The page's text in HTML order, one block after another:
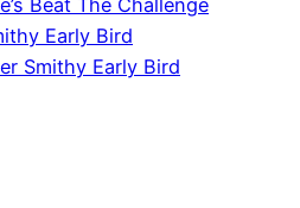
Beat The Challenge
Early Bird
Smithy Early Bird